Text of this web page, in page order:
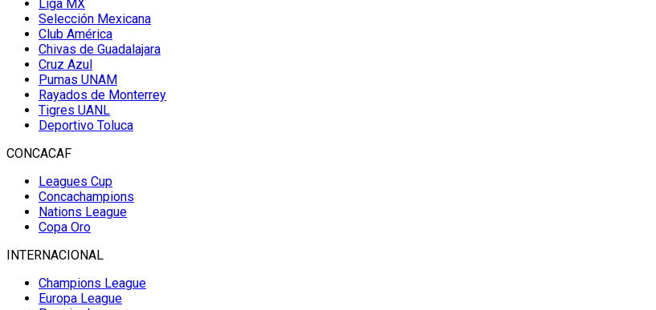
Liga MX
Selección Mexicana
Club América
Chivas de Guadalajara
Cruz Azul
Pumas UNAM
Rayados de Monterrey
Tigres UANL
Deportivo Toluca
CONCACAF
Leagues Cup
Concachampions
Nations League
Copa Oro
INTERNACIONAL
Champions League
Europa League